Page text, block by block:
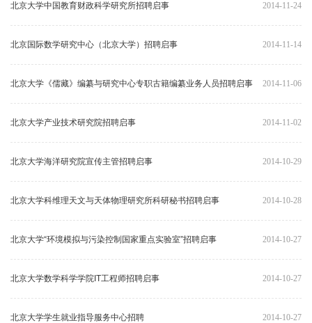
2014-11-24
北京大学中国教育财政科学研究所招聘启事
2014-11-14
北京国际数学研究中心（北京大学）招聘启事
2014-11-06
北京大学《儒藏》编纂与研究中心专职古籍编纂业务人员招聘启事
2014-11-02
北京大学产业技术研究院招聘启事
2014-10-29
北京大学海洋研究院宣传主管招聘启事
2014-10-28
北京大学科维理天文与天体物理研究所科研秘书招聘启事
2014-10-27
北京大学“环境模拟与污染控制国家重点实验室”招聘启事
2014-10-27
北京大学数学科学学院IT工程师招聘启事
2014-10-27
北京大学学生就业指导服务中心招聘